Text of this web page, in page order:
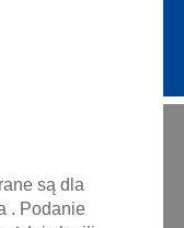
są dla
. Podanie